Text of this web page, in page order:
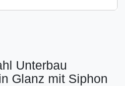
Unterbau
Glanz mit Siphon